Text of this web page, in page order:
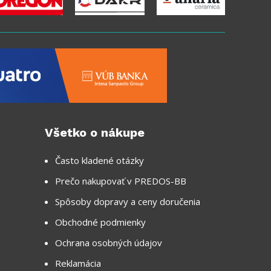
Všetko o nákupe
Často kladené otázky
Prečo nakupovať v PREDOS-BB
Spôsoby dopravy a ceny doručenia
Obchodné podmienky
Ochrana osobných údajov
Reklamácia